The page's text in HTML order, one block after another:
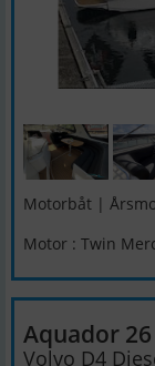
Motorbåt |
Motor : Twin
Aquador
Volvo D4